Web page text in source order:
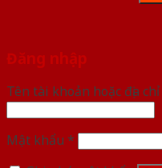
Đăng nhập
Tên tài khoản hoặc địa
Mật khẩu *